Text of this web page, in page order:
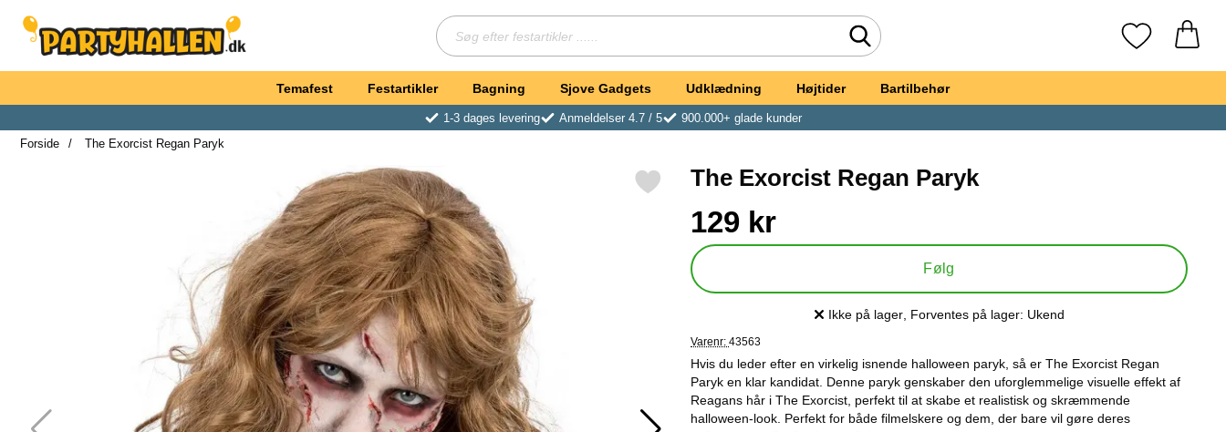
Søg
Foretag søgning
Startside for Partyhallen AB Mine favoritter
Temafest Festartikler Bagning Sjove Gadgets Udklædning Højtider Bartilbehør
1-3 dages levering Anmeldelser 4.7 / 5
900.000+ glade kunder
Forside
The Exorcist Regan Paryk
Markér the Exorcist Regan Paryk som favoritThe Exorcist Regan Paryk
pris
129 kr
Følg
Produkttilgængelighed:
Ikke på lager, Forventes på lager: Ukend
Varenr: 43563
Hvis du leder efter en virkelig isnende halloween paryk, så er The Exorcist Regan
Paryk en klar kandidat. Denne paryk genskaber den uforglemmelige visuelle effekt af
Reagans hår i The Exorcist, perfekt til at skabe et realistisk og skræmmende
halloween-look. Perfekt for både filmelskere og dem, der bare vil gøre deres